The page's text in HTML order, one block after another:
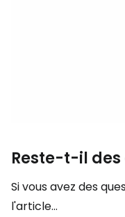
Reste-t-il des
Si vous avez des
l'article...